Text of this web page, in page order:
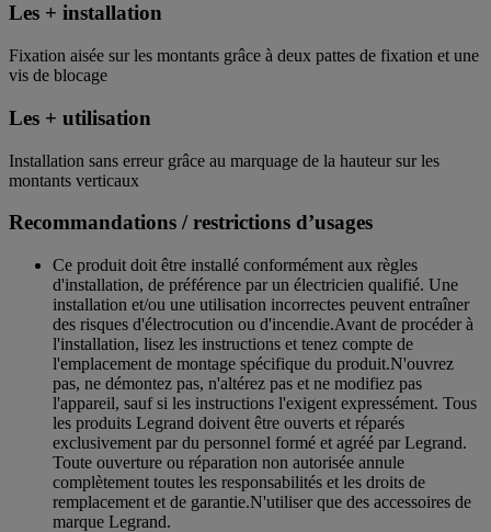
Les + installation
Fixation aisée sur les montants grâce à deux pattes de fixation et une
vis de blocage
Les + utilisation
Installation sans erreur grâce au marquage de la hauteur sur les
montants verticaux
Recommandations / restrictions d’usages
Ce produit doit être installé conformément aux règles
d'installation, de préférence par un électricien qualifié. Une
installation et/ou une utilisation incorrectes peuvent entraîner
des risques d'électrocution ou d'incendie.Avant de procéder à
l'installation, lisez les instructions et tenez compte de
l'emplacement de montage spécifique du produit.N'ouvrez
pas, ne démontez pas, n'altérez pas et ne modifiez pas
l'appareil, sauf si les instructions l'exigent expressément. Tous
les produits Legrand doivent être ouverts et réparés
exclusivement par du personnel formé et agréé par Legrand.
Toute ouverture ou réparation non autorisée annule
complètement toutes les responsabilités et les droits de
remplacement et de garantie.N'utiliser que des accessoires de
marque Legrand.